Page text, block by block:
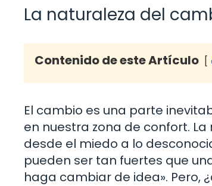
La naturaleza del
Contenido de este Artículo
El cambio es una parte
en nuestra zona de confort.
desde el miedo a lo
pueden ser tan fuertes que
haga cambiar de idea». Pero,